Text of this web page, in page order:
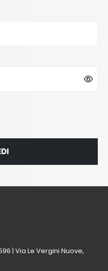
| Via Le Vergini Nuove,